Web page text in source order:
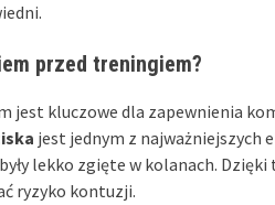
przed treningiem?
jest kluczowe dla zapewnienia
jest jednym z najważniejszych
były lekko zgięte w kolanach.
ryzyko kontuzji.